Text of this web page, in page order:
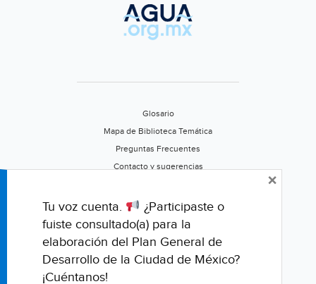
Glosario
Mapa de Biblioteca Temática
Preguntas Frecuentes
Contacto y sugerencias
Califica este portal
Tu voz cuenta.
¿Participaste o
fuiste consultado(a) para la
elaboración del Plan General de
Desarrollo de la Ciudad de México?
¡Cuéntanos!
×